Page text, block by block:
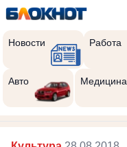
Новости Работа
Авто Медицина